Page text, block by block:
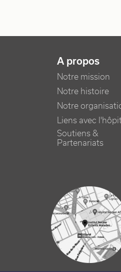
NAVIGATION
A propos
Notre mission
Notre histoire
Notre
Liens avec
Soutiens &
Partenariats